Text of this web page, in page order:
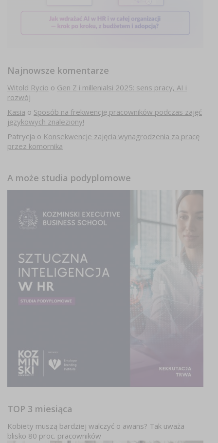
Najnowsze komentarze
Witold Rycio o Gen Z i millenialsi 2025: sens pracy, AI i
rozwój
Kasia o Sposób na frekwencję pracowników podczas zajęć
językowych znaleziony!
Patrycja o Konsekwencje zajęcia wynagrodzenia za pracę
przez komornika
A może studia podyplomowe
TOP 3 miesiąca
Kobiety muszą bardziej walczyć o awans? Tak uważa
blisko 80 proc. pracowników